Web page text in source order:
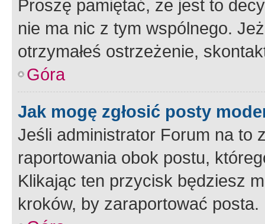
Proszę pamiętać, że jest to
nie ma nic z tym wspólnego.
otrzymałeś ostrzeżenie,
Góra
Jak mogę zgłosić posty
Jeśli administrator Forum na to
raportowania obok postu,
Klikając ten przycisk będziesz
kroków, by zaraportować posta.